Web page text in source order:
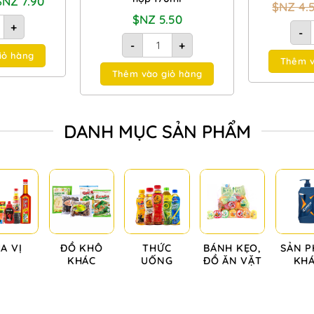
số lượng
$NZ
7.90.
PMT 2kg số lượng
+
hàng
$NZ 5.50
-
[NEW] Lốc 4 hộp sữa chua uống
+
Thêm vào giỏ hàng
$NZ
-
Thêm
DANH MỤC SẢN PHẨM
VỊ
ĐỒ KHÔ
KHÁC
THỨC
UỐNG
BÁNH KẸO,
ĐỒ ĂN VẶT
SẢN